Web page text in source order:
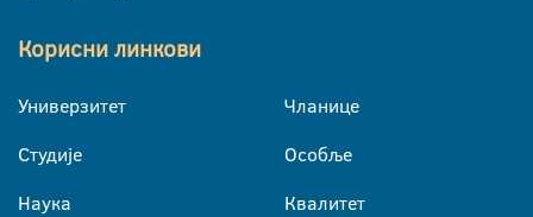
Корисни линкови
Универзитет
Студије
Наука
Чланице
Особље
Квалитет